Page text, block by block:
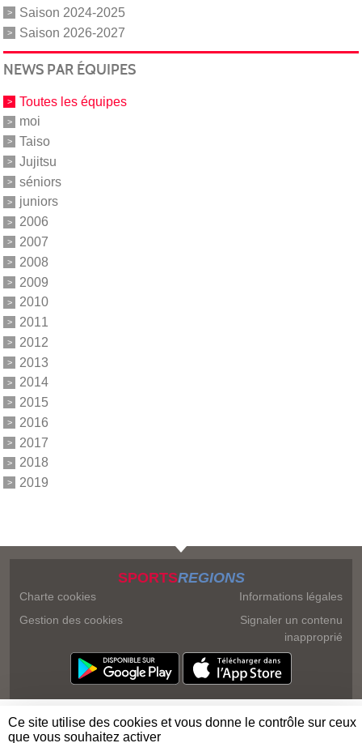
Saison 2024-2025
Saison 2026-2027
NEWS PAR ÉQUIPES
Toutes les équipes
moi
Taiso
Jujitsu
séniors
juniors
2006
2007
2008
2009
2010
2011
2012
2013
2014
2015
2016
2017
2018
2019
SPORTSREGIONS
Charte cookies
Gestion des cookies
Informations légales
Signaler un contenu
inapproprié
Ce site utilise des cookies et vous donne le contrôle sur ceux
que vous souhaitez activer